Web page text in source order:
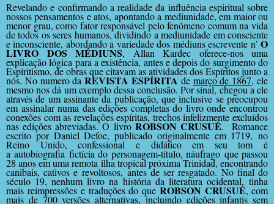
Revelando e confirmando a realidade da influência espiritual sobre
nossos pensamentos e atos, apontando a mediunidade, em maior ou
menor grau, como fator responsável pelo fenômeno comum na vida
de todos os seres humanos, dividindo a mediunidade em consciente
e inconsciente, abordando a variedade dos médiuns escrevente n’ O
LIVRO DOS MÉDIUNS, Allan Kardec oferece-nos uma
explicação lógica para a existência, antes e depois do surgimento do
Espiritismo, de obras que citavam as atividades dos Espíritos junto a
nós. No numero daREVISTA ESPÍRITA de março de 1867, ele
mesmo nos dá um exemplo dessa conclusão. Por sinal, chegou a ele
através de um assinante da publicação, que inclusive se preocupou
em assinalar numa das edições completas do livro onde encontrou
conexões com as revelações espíritas, trechos infelizmente excluídos
nas edições abreviadas. O livro ROBSON CRUSUÉ. Romance
escrito por Daniel Defoe, publicado originalmente em 1719, no
Reino Unido, confessional e didático em seu tom é
a autobiografiafictícia do personagem-título, náufrago que passou
28 anos em uma remota ilha tropical próxima Trinidad, encontrando
canibais, cativos e revoltosos, antes de ser resgatado. No final do
século 19, nenhum livro na história da literatura ocidental, tinha
mais reimpressões e traduções do que ROBSON CRUSUÉ, com
mais de 700 versões alternativas, incluindo edições infantis sem